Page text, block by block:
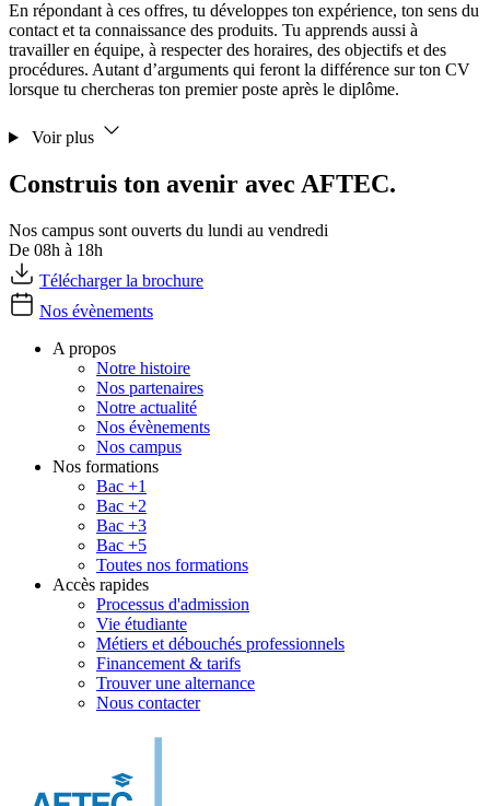
En répondant à ces offres, tu développes ton expérience, ton sens du
contact et ta connaissance des produits. Tu apprends aussi à
travailler en équipe, à respecter des horaires, des objectifs et des
procédures. Autant d’arguments qui feront la différence sur ton CV
lorsque tu chercheras ton premier poste après le diplôme.
Voir plus
Construis ton avenir avec AFTEC.
Nos campus sont ouverts du lundi au vendredi
De 08h à 18h
Télécharger la brochure
Nos évènements
A propos
Notre histoire
Nos partenaires
Notre actualité
Nos évènements
Nos campus
Nos formations
Bac +1
Bac +2
Bac +3
Bac +5
Toutes nos formations
Accès rapides
Processus d'admission
Vie étudiante
Métiers et débouchés professionnels
Financement & tarifs
Trouver une alternance
Nous contacter